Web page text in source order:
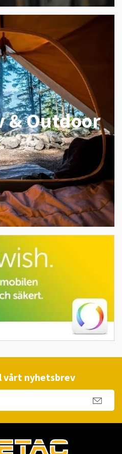
Outdoor
vårt nyhetsbrev